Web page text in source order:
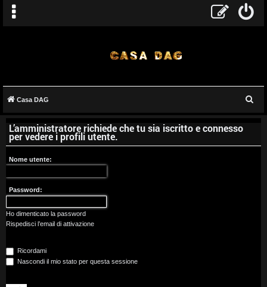
r
g
o
m
e
t
Casa DAG
L’amministratore richiede che tu sia iscritto e connesso
per vedere i profili utente.
Nome utente:
Password:
Ho dimenticato la password
Rispedisci l’email di attivazione
Ricordami
Nascondi il mio stato per questa sessione